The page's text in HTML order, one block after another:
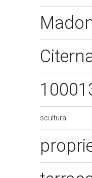
scultura